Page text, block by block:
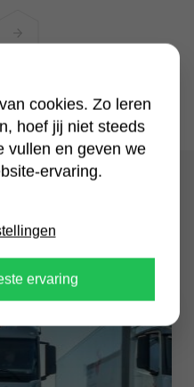
Volgende
slide
gebied van
cookies. Zo leren
hoef jij niet steeds
vullen en geven we
ervaring.
ervaring